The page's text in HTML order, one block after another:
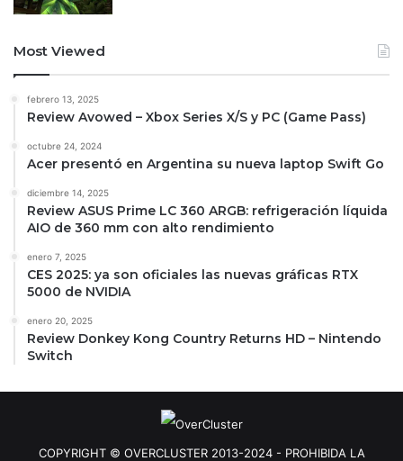
Most Viewed
febrero 13, 2025
Review Avowed – Xbox Series X/S y PC (Game Pass)
octubre 24, 2024
Acer presentó en Argentina su nueva laptop Swift Go
diciembre 14, 2025
Review ASUS Prime LC 360 ARGB: refrigeración líquida
AIO de 360 mm con alto rendimiento
enero 7, 2025
CES 2025: ya son oficiales las nuevas gráficas RTX
5000 de NVIDIA
enero 20, 2025
Review Donkey Kong Country Returns HD – Nintendo
Switch
COPYRIGHT © OVERCLUSTER 2013-2024 - PROHIBIDA LA